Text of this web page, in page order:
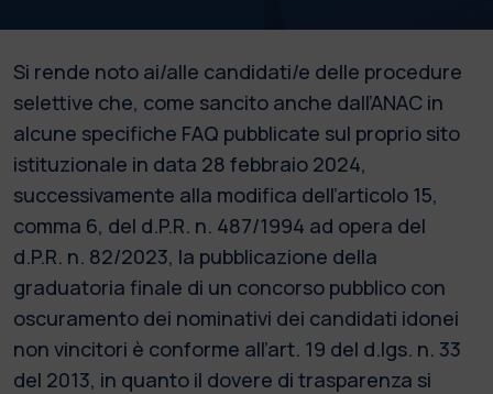
Si rende noto ai/alle candidati/e delle procedure
selettive che, come sancito anche dall’ANAC in
alcune specifiche FAQ pubblicate sul proprio sito
istituzionale in data 28 febbraio 2024,
successivamente alla modifica dell’articolo 15,
comma 6, del d.P.R. n. 487/1994 ad opera del
d.P.R. n. 82/2023, la pubblicazione della
graduatoria finale di un concorso pubblico con
oscuramento dei nominativi dei candidati idonei
non vincitori è conforme all’art. 19 del d.lgs. n. 33
del 2013, in quanto il dovere di trasparenza si